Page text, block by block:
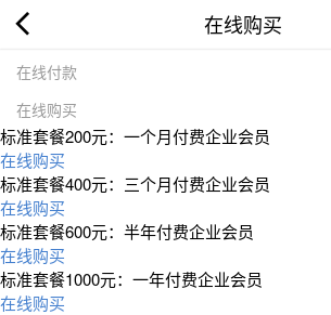
在线购买
在线付款
在线购买
标准套餐200元：一个月付费企业会员
在线购买
标准套餐400元：三个月付费企业会员
在线购买
标准套餐600元：半年付费企业会员
在线购买
标准套餐1000元：一年付费企业会员
在线购买